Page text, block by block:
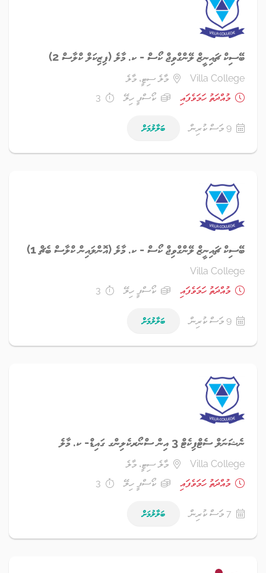
ބޭސިކް ޗައިނީޒް ލޭންގްވިޖް ކޯސް - ކ. މާލެ (ފިޒިކަލް ކްލާސް 2)
Villa College
މާލެ ސިޓީ، މާލެ
މުއްދަތު ހަމަވެފައި
ކޯސްފީ ހިލޭ 3
9 މަސް ކުރިން ބަލާލުމަށް
ބޭސިކް ޗައިނީޒް ލޭންގްވިޖް ކޯސް - ކ. މާލެ (އޮންލައިން ކްލާސް ބެޗް 1)
Villa College
މުއްދަތު ހަމަވެފައި
ކޯސްފީ ހިލޭ 3
9 މަސް ކުރިން ބަލާލުމަށް
ނެޝަނަލް ސެޓްފިކެޓް 3 އިން ސްނޯރކެލިންގ ގައިޑް- ކ. މާލެ
Villa College
މާލެ ސިޓީ، މާލެ
މުއްދަތު ހަމަވެފައި
ކޯސްފީ ހިލޭ 3
7 މަސް ކުރިން ބަލާލުމަށް